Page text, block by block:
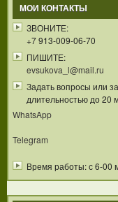
МОИ КОНТАКТЫ
ЗВОНИТЕ:
+7 913-009-06-70
ПИШИТЕ:
evsukova_l@mail.ru
Задать вопросы или
длительностью до 20
WhatsApp
Telegram
Время работы: с 6-00